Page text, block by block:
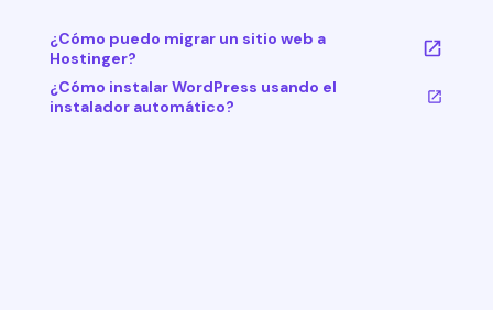
¿Cómo puedo migrar un sitio web a
Hostinger?
¿Cómo instalar WordPress usando el
instalador automático?